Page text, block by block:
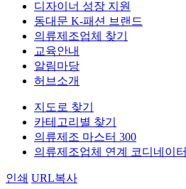
디자이너 성장 지원
동대문 K-패션 브랜드
의류제조업체 찾기
교육안내
알림마당
허브소개
지도로 찾기
카테고리별 찾기
의류제조 마스터 300
의류제조업체 연계 코디네이터
인쇄 URL복사